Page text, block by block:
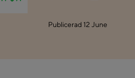
Publicerad 12 June